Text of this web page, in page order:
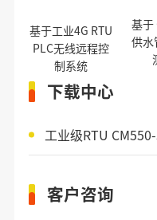
基于工业4G RTU
PLC无线远程控
制系统
基于
供水
下载中心
工业级RTU
客户咨询